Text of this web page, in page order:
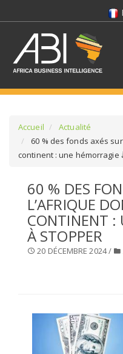
SÉLECTIONNEZ UN DOSSIER
SELECTIONNEZ UNE
Accueil
Actualité
60 % des fonds axés
continent : une hémorragie
60 % DES
L’AFRIQUE
CONTINENT :
À STOPPER
20 DÉCEMBRE 2024 /